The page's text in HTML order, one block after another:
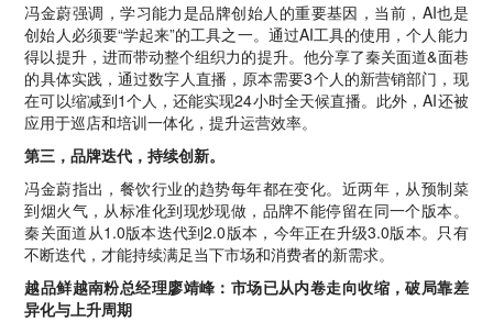
冯金蔚强调，学习能力是品牌创始人的重要基因，当前，AI也是
创始人必须要“学起来”的工具之一。通过AI工具的使用，个人能力
得以提升，进而带动整个组织力的提升。他分享了秦关面道&面巷
的具体实践，通过数字人直播，原本需要3个人的新营销部门，现
在可以缩减到1个人，还能实现24小时全天候直播。此外，AI还被
应用于巡店和培训一体化，提升运营效率。
第三，品牌迭代，持续创新。
冯金蔚指出，餐饮行业的趋势每年都在变化。近两年，从预制菜
到烟火气，从标准化到现炒现做，品牌不能停留在同一个版本。
秦关面道从1.0版本迭代到2.0版本，今年正在升级3.0版本。只有
不断迭代，才能持续满足当下市场和消费者的新需求。
越品鲜越南粉总经理廖靖峰：市场已从内卷走向收缩，破局靠差
异化与上升周期